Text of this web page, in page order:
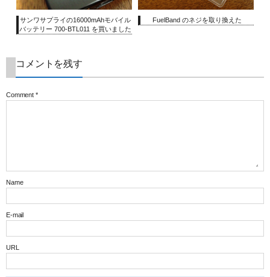
サンワサプライの16000mAhモバイル
バッテリー 700-BTL011 を買いました
FuelBand のネジを取り換えた
コメントを残す
Comment *
Name
E-mail
URL